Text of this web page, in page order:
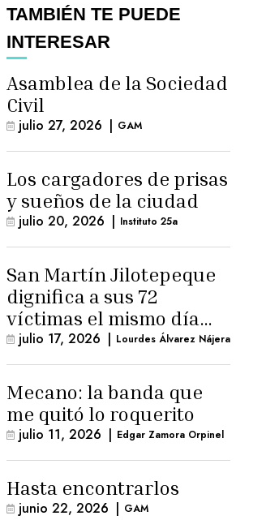
TAMBIÉN TE PUEDE
INTERESAR
Asamblea de la Sociedad
Civil
julio 27, 2026 | GAM
Los cargadores de prisas
y sueños de la ciudad
julio 20, 2026 | Instituto 25a
San Martín Jilotepeque
dignifica a sus 72
víctimas el mismo día
que Benedicto Lucas
logra arresto
domiciliario
julio 17, 2026 | Lourdes Álvarez Nájera
Mecano: la banda que
me quitó lo roquerito
julio 11, 2026 | Edgar Zamora Orpinel
Hasta encontrarlos
junio 22, 2026 | GAM